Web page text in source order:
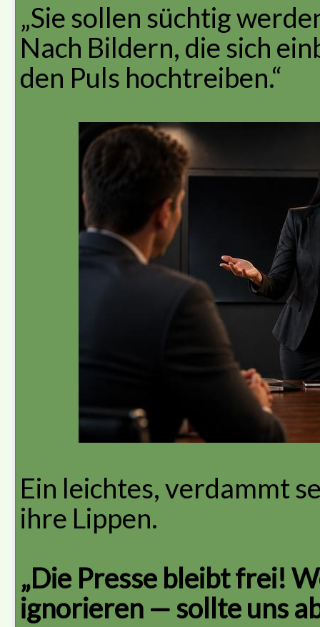
„Sie sollen süchtig
Nach Bildern, die sich
den Puls hochtreiben.“
Ein leichtes, verdammt
ihre Lippen.
„Die Presse bleibt frei!
ignorieren — sollte uns